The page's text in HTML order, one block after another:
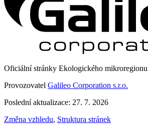
Oficiální stránky Ekologického
Provozovatel Galileo Corporation s.r.o.
Poslední aktualizace: 27. 7. 2026
Změna vzhledu, Struktura stránek